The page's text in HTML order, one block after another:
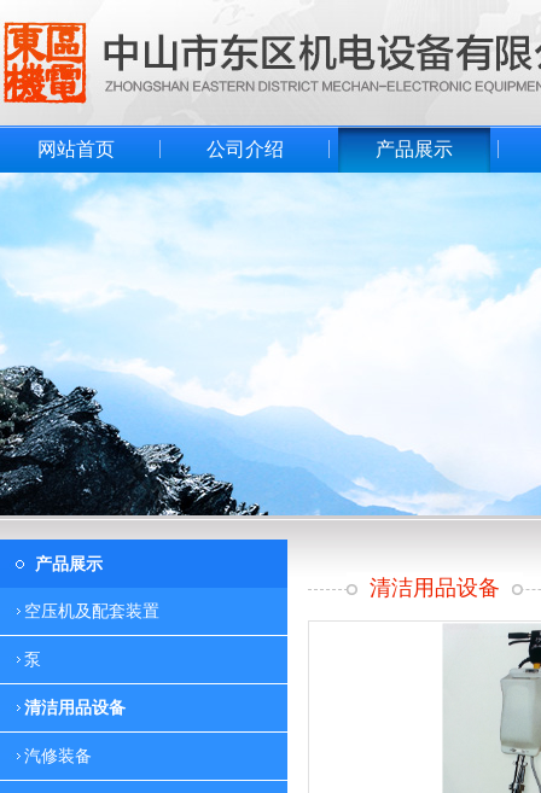
网站首页 公司介绍 产品展示
产品展示
空压机及配套装置
泵
清洁用品设备
汽修装备
清洁用品设备